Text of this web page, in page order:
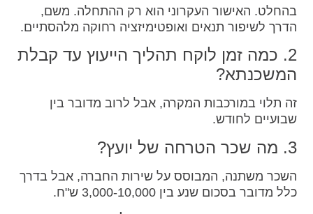
בהחלט. האישור העקרוני הוא רק ההתחלה. משם,
הדרך לשיפור תנאים ואופטימיזציה רחוקה מלהסתיים.
2. כמה זמן לוקח תהליך הייעוץ עד קבלת
המשכנתא?
זה תלוי במורכבות המקרה, אבל לרוב מדובר בין
שבועיים לחודש.
3. מה שכר הטרחה של יועץ?
השכר משתנה, המבוסס על שירות החברה, אבל בדרך
כלל מדובר בסכום שנע בין 3,000-10,000 ש"ח.